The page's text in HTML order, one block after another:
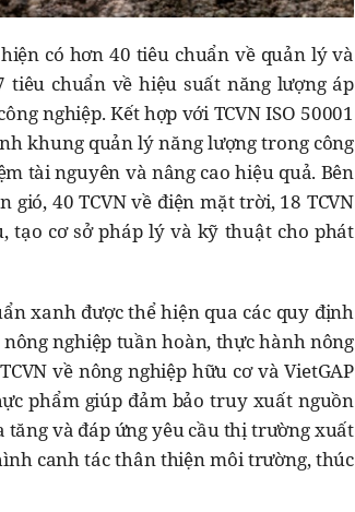
có hơn 40 tiêu chuẩn về quản lý và
tiêu chuẩn về hiệu suất năng lượng áp
nghiệp. Kết hợp với TCVN ISO 50001
khung quản lý năng lượng trong công
tài nguyên và nâng cao hiệu quả. Bên
gió, 40 TCVN về điện mặt trời, 18 TCVN
tạo cơ sở pháp lý và kỹ thuật cho phát
xanh được thể hiện qua các quy định
nghiệp tuần hoàn, thực hành nông
về nông nghiệp hữu cơ và VietGAP
phẩm giúp đảm bảo truy xuất nguồn
tăng và đáp ứng yêu cầu thị trường xuất
canh tác thân thiện môi trường, thúc